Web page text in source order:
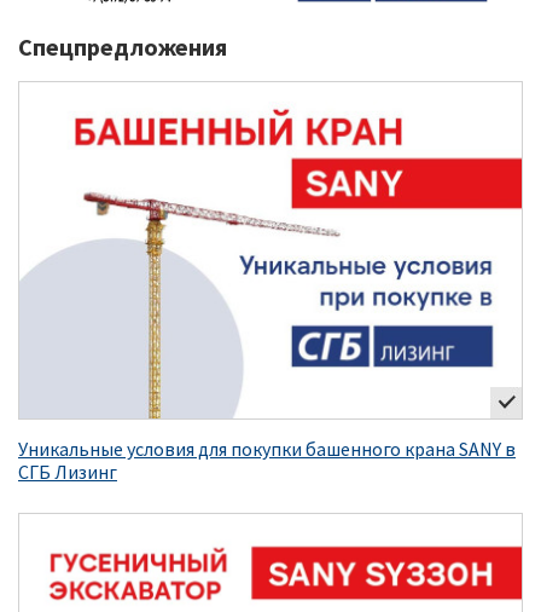
Спецпредложения
Уникальные условия для покупки башенного крана SANY в
СГБ Лизинг